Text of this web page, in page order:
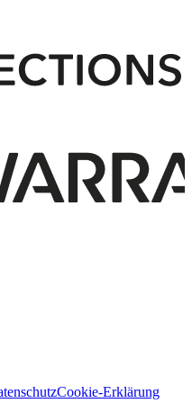
Cookie-Erklärung